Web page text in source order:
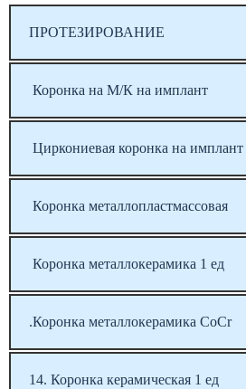
ПРОТЕЗИРОВАНИЕ
Коронка на М/К на имплант
Циркониевая коронка на имплант
Коронка металлопластмассовая
Коронка металлокерамика 1 ед
.Коронка металлокерамика CoCr
14. Коронка керамическая 1 ед